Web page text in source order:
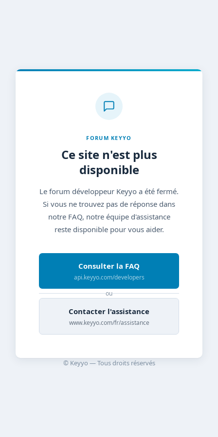
FORUM KEYYO
Ce site n'est plus
disponible
Le forum développeur Keyyo a été fermé.
Si vous ne trouvez pas de réponse dans
notre FAQ, notre équipe d'assistance
reste disponible pour vous aider.
Consulter la FAQ
api.keyyo.com/developers
ou
Contacter l'assistance
www.keyyo.com/fr/assistance
© Keyyo — Tous droits réservés